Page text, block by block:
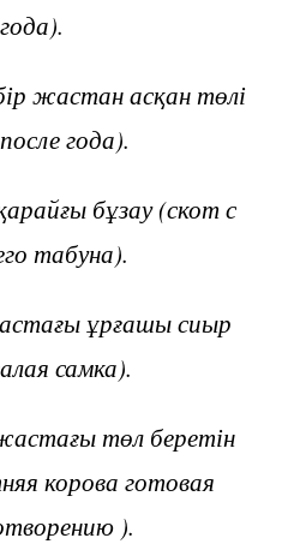
года).
жастан асқан төлі
года).
бұзау (скот с
табуна).
ұрғашы сиыр
самка).
төл беретін
корова готовая
).